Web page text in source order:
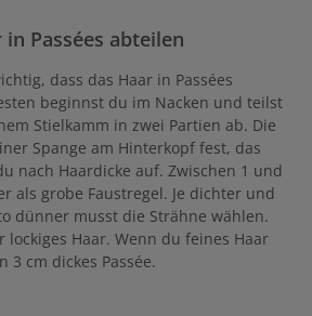
in Passées abteilen
dass das Haar in Passées
beginnst du im Nacken und teilst
Stielkamm in zwei Partien ab. Die
Spange am Hinterkopf fest, das
nach Haardicke auf. Zwischen 1 und
als grobe Faustregel. Je dichter und
dünner musst die Strähne wählen.
lockiges Haar. Wenn du feines Haar
3 cm dickes Passée.